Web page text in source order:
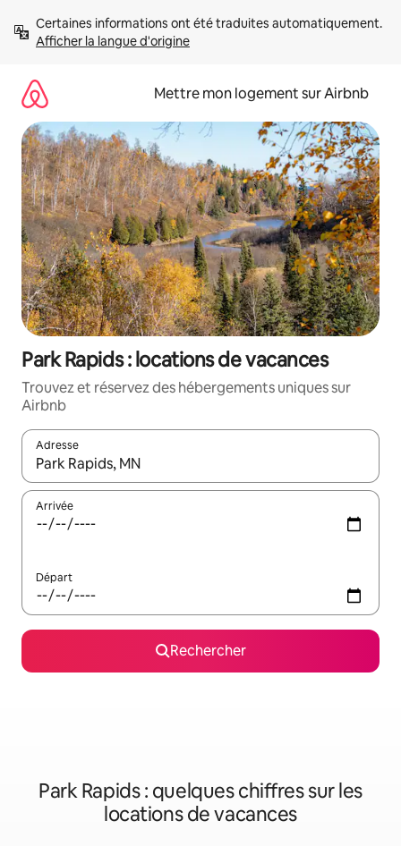
directement
Afficher la langue d'origine
Mettre mon logement sur Airbnb
Park Rapids : locations de vacances
Trouvez et réservez des hébergements uniques sur
Airbnb
Adresse
Lorsque les résultats s'affichent, utilisez les flèches vers le
Arrivée
Départ
Rechercher
Park Rapids : quelques chiffres sur les
locations de vacances